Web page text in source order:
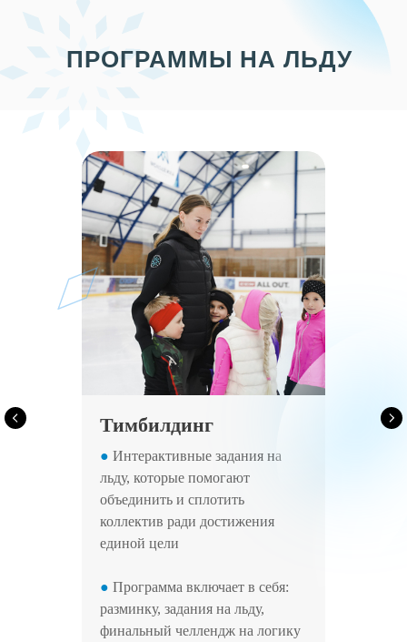
ПРОГРАММЫ НА ЛЬДУ
Тимбилдинг
● Интерактивные задания на
льду, которые помогают
объединить и сплотить
коллектив ради достижения
единой цели
● Программа включает в себя:
разминку, задания на льду,
финальный челлендж на логику